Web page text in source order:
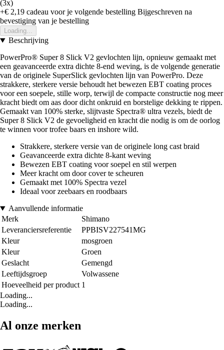
(3x)
+€ 2,19 cadeau voor je volgende bestelling Bijgeschreven na
bevestiging van je bestelling
Loading...
Beschrijving
PowerPro® Super 8 Slick V2 gevlochten lijn, opnieuw gemaakt met
een geavanceerde extra dichte 8-end weving, is de volgende generatie
van de originele SuperSlick gevlochten lijn van PowerPro. Deze
strakkere, sterkere versie behoudt het bewezen EBT coating proces
voor een soepele, stille worp, terwijl de compacte constructie nog meer
kracht biedt om aas door dicht onkruid en borstelige dekking te rippen.
Gemaakt van 100% sterke, slijtvaste Spectra® ultra vezels, biedt de
Super 8 Slick V2 de gevoeligheid en kracht die nodig is om de oorlog
te winnen voor trofee baars en inshore wild.
Strakkere, sterkere versie van de originele long cast braid
Geavanceerde extra dichte 8-kant weving
Bewezen EBT coating voor soepel en stil werpen
Meer kracht om door cover te scheuren
Gemaakt met 100% Spectra vezel
Ideaal voor zeebaars en roodbaars
Aanvullende informatie
Merk
Shimano
Leveranciersreferentie
PPBISV227541MG
Kleur
mosgroen
Kleur
Groen
Geslacht
Gemengd
Leeftijdsgroep
Volwassene
Hoeveelheid per product 1
Loading...
Loading...
Al onze merken